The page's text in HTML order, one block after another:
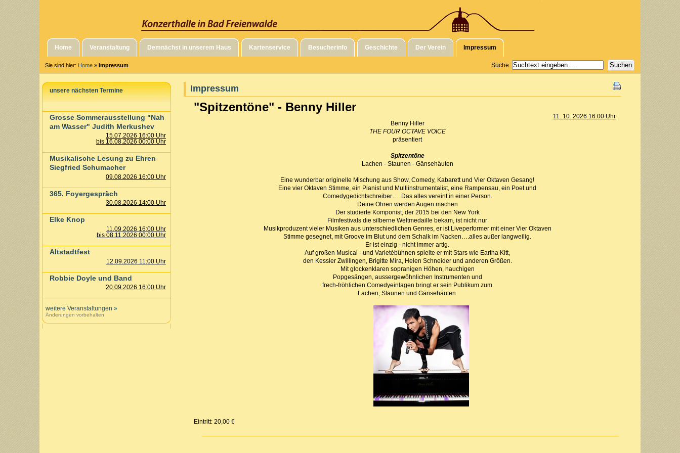
Home Veranstaltung Demnächst in unserem Haus Kartenservice Besucherinfo Geschichte Der Verein Impressum
Suche:
Sie sind hier: Home» Impressum
unsere nächsten Termine
Grosse Sommerausstellung "Nah
am Wasser" Judith Merkushev
15.07.2026 16:00 Uhr
bis 16.08.2026 00:00 Uhr
Musikalische Lesung zu Ehren
Siegfried Schumacher
09.08.2026 16:00 Uhr
365. Foyergespräch
30.08.2026 14:00 Uhr
Elke Knop
11.09.2026 16:00 Uhr
bis 08.11.2026 00:00 Uhr
Altstadtfest
12.09.2026 11:00 Uhr
Robbie Doyle und Band
20.09.2026 16:00 Uhr
weitere Veranstaltungen »
Änderungen vorbehalten
Impressum
"Spitzentöne" - Benny Hiller
11. 10. 2026 16:00 Uhr
Benny Hiller
THE FOUR OCTAVE VOICE
präsentiert
Spitzentöne
Lachen - Staunen - Gänsehäuten
Eine wunderbar originelle Mischung aus Show, Comedy, Kabarett und Vier Oktaven Gesang!
Eine vier Oktaven Stimme, ein Pianist und Multiinstrumentalist, eine Rampensau, ein Poet und
Comedygedichtschreiber…. Das alles vereint in einer Person.
Deine Ohren werden Augen machen
Der studierte Komponist, der 2015 bei den New York
Filmfestivals die silberne Weltmedaille bekam, ist nicht nur
Musikproduzent vieler Musiken aus unterschiedlichen Genres, er ist Liveperformer mit einer Vier Oktaven
Stimme gesegnet, mit Groove im Blut und dem Schalk im Nacken….alles außer langweilig.
Er ist einzig - nicht immer artig.
Auf großen Musical - und Varietébühnen spielte er mit Stars wie Eartha Kitt,
den Kessler Zwillingen, Brigitte Mira, Helen Schneider und anderen Größen.
Mit glockenklaren sopranigen Höhen, hauchigen
Popgesängen, aussergewöhnlichen Instrumenten und
frech-fröhlichen Comedyeinlagen bringt er sein Publikum zum
Lachen, Staunen und Gänsehäuten.
Eintritt: 20,00 €